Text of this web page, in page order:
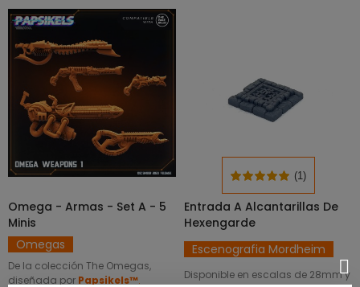
SELECCIONAR OPCIONES
Omega - Armas - Set A - 5
Minis
Omegas
De la colección The Omegas,
diseñada por Papsikels™.
SELECCIONAR OPCIONES
Entrada A Alcantarillas De
Hexengarde
Escenografia Mordheim
Disponible en escalas de 28mm y
(1)